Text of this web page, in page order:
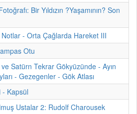
Bir Yıldızın ?Yaşamının? Son
- Orta Çağlarda Hareket III
Otu
Satürn Tekrar Gökyüzünde - Ayın
- Gezegenler - Gök Atlası
- Kapsül
Ustalar 2: Rudolf Charousek